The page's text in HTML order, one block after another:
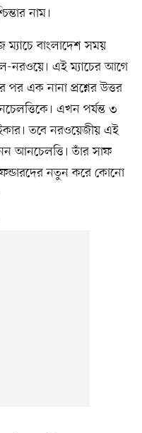
নাম।
ম্যাচে বাংলাদেশ সময়
নরওয়ে। এই ম্যাচের আগে
এক নানা প্রশ্নের উত্তর
এখন পর্যন্ত ৩
তবে নরওয়েজীয় এই
আনচেলত্তি। তাঁর সাফ
নতুন করে কোনো